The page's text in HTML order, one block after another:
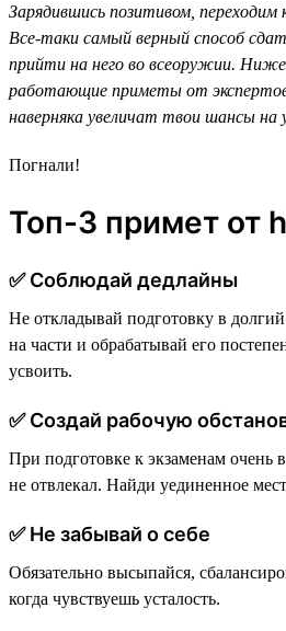
Зарядившись позитивом, переходим
Все-таки самый верный способ
прийти на него во всеоружии.
работающие приметы от
наверняка увеличат твои шансы на
Погнали!
Топ-3 примет от
✅ Cоблюдай дедлайны
Не откладывай подготовку в
на части и обрабатывай его
усвоить.
✅ Создай рабочую
При подготовке к экзаменам очень
не отвлекал. Найди уединенное
✅ Не забывай о себе
Обязательно высыпайся,
когда чувствуешь усталость.